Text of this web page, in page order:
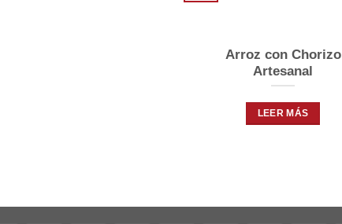
Arroz con Chorizo
Artesanal
LEER MÁS